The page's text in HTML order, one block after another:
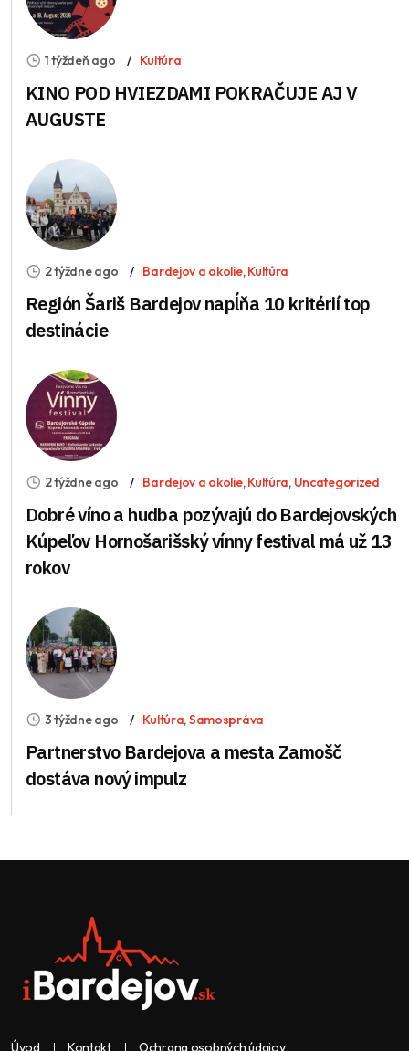
1 týždeň ago Kultúra
KINO POD HVIEZDAMI POKRAČUJE AJ V
AUGUSTE
2 týždne ago Bardejov a okolie,Kultúra
Región Šariš Bardejov napĺňa 10 kritérií top
destinácie
2 týždne ago Bardejov a okolie,Kultúra, Uncategorized
Dobré víno a hudba pozývajú do Bardejovských
Kúpeľov Hornošarišský vínny festival má už 13
rokov
3 týždne ago Kultúra,Samospráva
Partnerstvo Bardejova a mesta Zamošč
dostáva nový impulz
Úvod Kontakt Ochrana osobných údajov